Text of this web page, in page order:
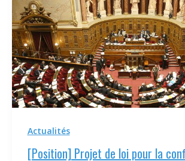
Actualités
[Position] Projet de loi pour la